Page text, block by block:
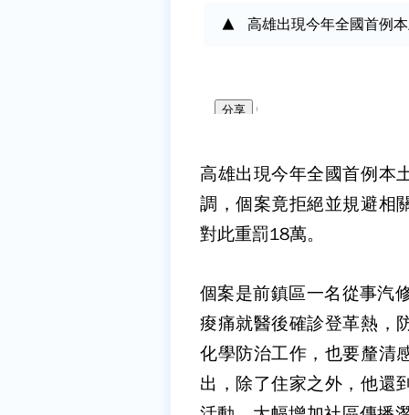
高雄出現今年全國首例
高雄出現今年全國首例本
調，個案竟拒絕並規避相
對此重罰18萬。
個案是前鎮區一名從事汽
痠痛就醫後確診登革熱，
化學防治工作，也要釐清
出，除了住家之外，他還